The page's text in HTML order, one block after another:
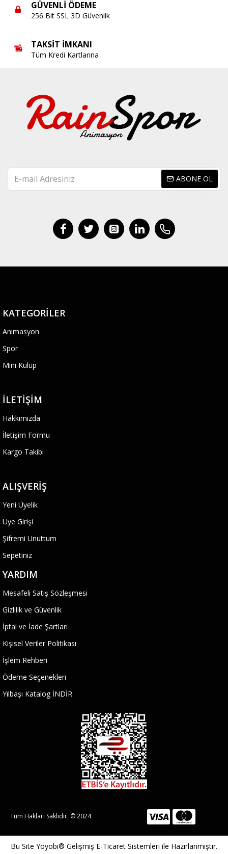
GÜVENLI ÖDEME
256 Bit SSL 3D Güvenlik
TAKSIT İMKANI
Tüm Kredi Kartlarına
ABONE OL
KATEGORILER
Animasyon
Spor
Mini Kulüp
İLETIŞIM
Hakkımızda
İletişim Formu
Kargo Takibi
ALIŞVERIŞ
Yeni Üyelik
Üye Girişi
Şifremi Unuttum
Sepetiniz
YARDIM
Mesafeli Satış Sözleşmesi
Gizlilik ve Güvenlik
İptal ve İade Şartları
Kişisel Veriler Politikası
İşlem Rehberi
Ödeme Seçenekleri
Yılbaşı Katalog İNDİR
Tüm Hakları Saklıdır. © 2024
Bu Site Yoyobi® Gelişmiş E-Ticaret Sistemleri ile Hazırlanmıştır.